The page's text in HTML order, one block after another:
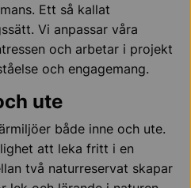
Ett så kallat
Vi anpassar våra
och arbetar i projekt
och engagemang.
ute
både inne och ute.
att leka fritt i en
två naturreservat skapar